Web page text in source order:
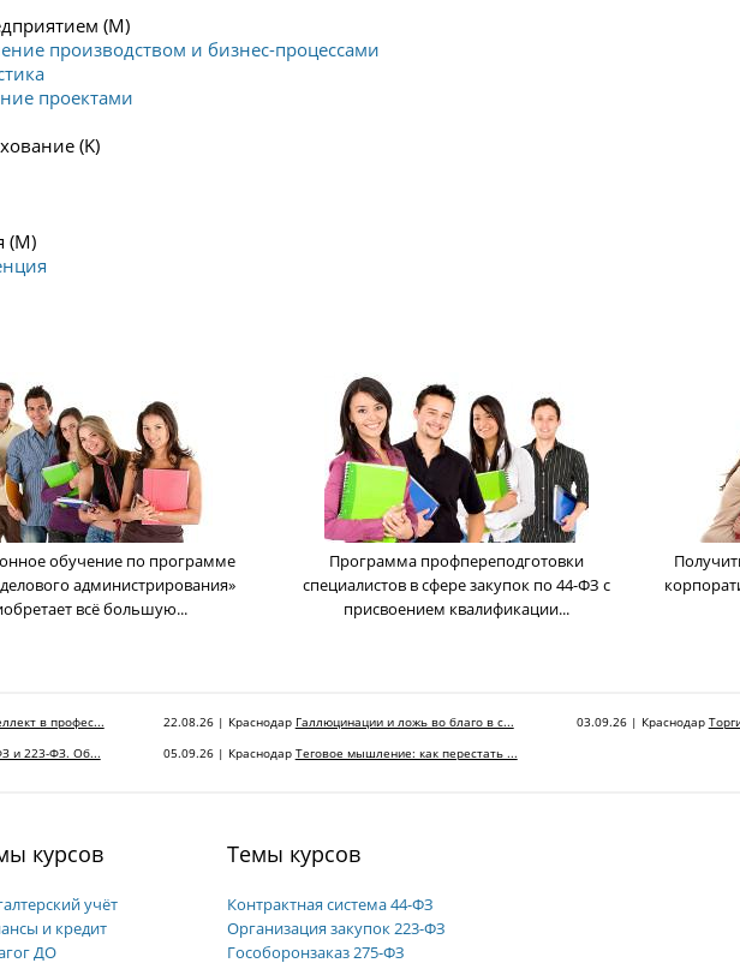
(M)
производством и бизнес-процессами
проектами
(K)
(M)
обучение по программе
администрирования»
всё большую...
Программа профпереподготовки
cпециалистов в сфере закупок по 44-ФЗ с
присвоением квалификации...
в профес... 22.08.26 | Краснодар Галлюцинации и ложь во благо в с... 03.09.26 | Краснодар
и 223-ФЗ. Об... 05.09.26 | Краснодар Теговое мышление: как перестать ...
курсов
учёт
и кредит
ДО
Темы курсов
Контрактная система 44-ФЗ
Организация закупок 223-ФЗ
Гособоронзаказ 275-ФЗ